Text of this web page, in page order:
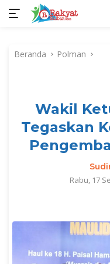
kontenBeranda Polman
Wakil
Tegaskan
Rabu, 17